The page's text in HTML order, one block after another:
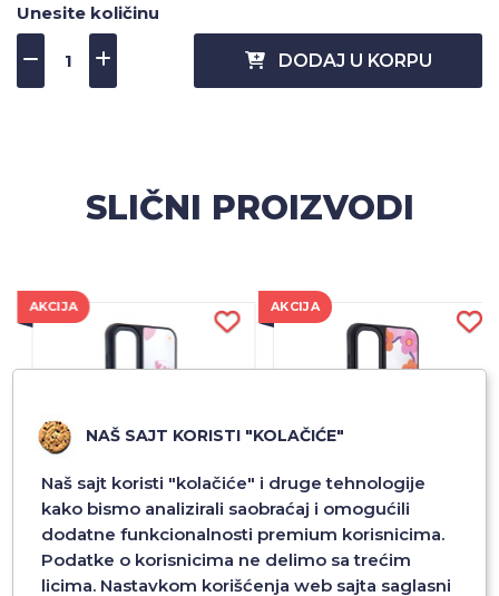
Unesite količinu
DODAJ U KORPU
SLIČNI PROIZVODI
AKCIJA
FUTROLA FASHION MIRROR
ZA SAMSUNG S23 FE DZ2/6
AKCIJA
FUTROLA FASHION MIRROR
ZA SAMSUNG S23 FE DZ2/5
NAŠ SAJT KORISTI "KOLAČIĆE"
Naš sajt koristi "kolačiće" i druge tehnologije
kako bismo analizirali saobraćaj i omogućili
dodatne funkcionalnosti premium korisnicima.
Podatke o korisnicima ne delimo sa trećim
licima. Nastavkom korišćenja web sajta saglasni